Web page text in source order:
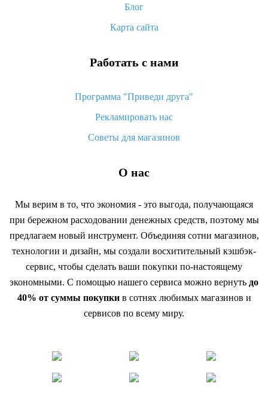
возврата денег
Блог
Карта сайта
Работать с нами
Программа "Приведи друга"
Рекламировать нас
Советы для магазинов
О нас
Мы верим в то, что экономия - это выгода, получающаяся
при бережном расходовании денежных средств, поэтому мы
предлагаем новый инструмент. Объединяя сотни магазинов,
технологии и дизайн, мы создали восхитительный кэшбэк-
сервис, чтобы сделать ваши покупки по-настоящему
экономными. С помощью нашего сервиса можно вернуть до
40% от суммы покупкив сотнях любимых магазинов и
сервисов по всему миру.